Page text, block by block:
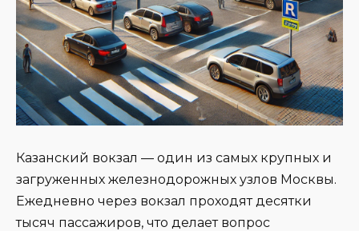
Казанский вокзал — один из самых крупных и
загруженных железнодорожных узлов Москвы.
Ежедневно через вокзал проходят десятки
тысяч пассажиров, что делает вопрос